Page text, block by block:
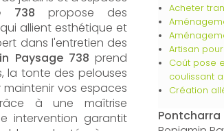
738 propose des
allient esthétique et
dans l'entretien des
Paysage 738 prend
la tonte des pelouses
vos espaces
à une maîtrise
intervention garantit
Acheter
Artisan
Coût pose
coulissant
Création
Pontcharra